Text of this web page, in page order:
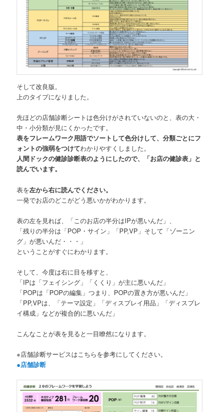
そして改良版。
上のタイプになりました。
先ほどの店舗診断シートは色分けがされていないのと、表の大・
中・小分類が見にくかったです。
表をフレームワーク用語でソートして色分けして、分類ごとにフ
ォントの強弱をつけてわかりやすくしました。
人間ドックの健診診断表のようにしたので、「お店の健診表」と
読んでいます。
表を左から右に読んでください。
一発でお店のどこがどう悪いかがわかります。
表の左を見れば、「このお店の半分はIPが悪いんだ」、
「残りの半分は「POP・サイン」「PP,VP」そして「ゾーニン
グ」が悪いんだ・・・」
ということがすぐにわかります。
そして、今度は右に目を移すと、
「IPは「フェイシング」「くくり」が主に悪いんだ」
「POPは「POPの編集」つまり、POPの置き方が悪いんだ」
「PP,VPは、「テーマ設定」「ディスプレイ用品」「ディスプレ
イ構成」などが複合的に悪いんだ」
こんなことが表を見ると一目瞭然になります。
※店舗診断サービスはこちらを参考にしてください。
●店舗診断